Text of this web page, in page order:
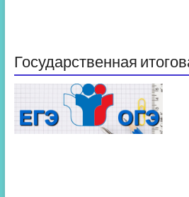
Государственная